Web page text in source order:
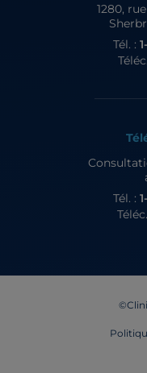
1280,
Tél. :
Tél. :